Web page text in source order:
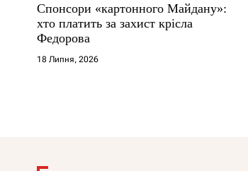
Спонсори «картонного Майдану»:
хто платить за захист крісла
Федорова
18 Липня, 2026